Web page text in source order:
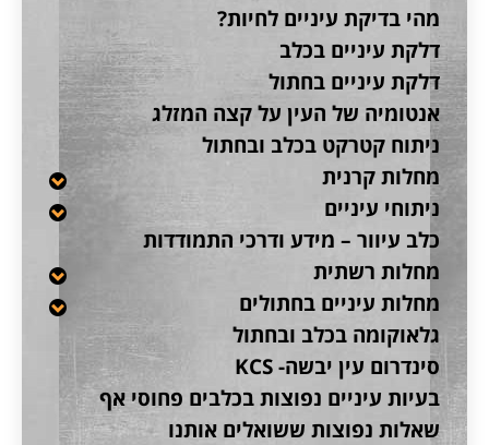
מהי בדיקת עיניים לחיות?
דלקת עיניים בכלב
דלקת עיניים בחתול
אנטומיה של העין על קצה המזלג
ניתוח קטרקט בכלב ובחתול
מחלות קרנית
ניתוחי עיניים
כלב עיוור – מידע ודרכי התמודדות
מחלות רשתית
מחלות עיניים בחתולים
גלאוקומה בכלב ובחתול
סינדרום עין יבשה- KCS
בעיות עיניים נפוצות בכלבים פחוסי אף
שאלות נפוצות ששואלים אותנו